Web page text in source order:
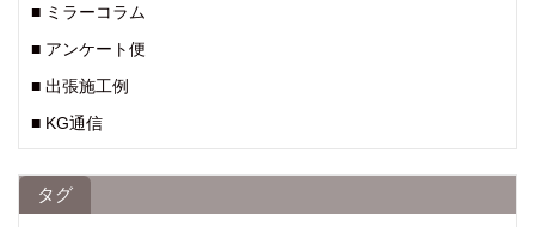
■ ミラーコラム
■ アンケート便
■ 出張施工例
■ KG通信
タグ